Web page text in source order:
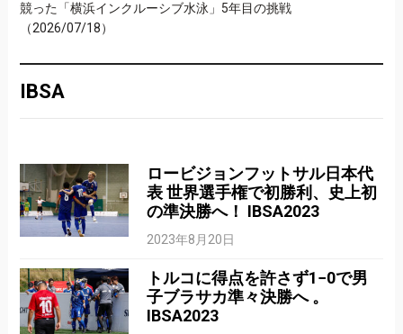
競った「横浜インクルーシブ水泳」5年目の挑戦
（2026/07/18）
IBSA
ロービジョンフットサル日本代
表 世界選手権で初勝利、史上初
の準決勝へ！ IBSA2023
2023年8月20日
トルコに得点を許さず1−0で男
子ブラサカ準々決勝へ 。
IBSA2023